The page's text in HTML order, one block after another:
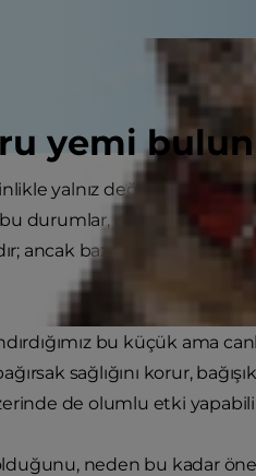
yemi bulun
yalnız değilsiniz. Kusma
durumlar, çöp kutusunu
ancak bazı köpeklerde bu
bu küçük ama
sağlığını korur,
de olumlu etki
neden bu kadar